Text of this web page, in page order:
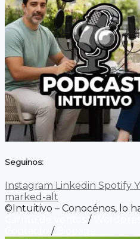
Seguinos:
Instagram Linkedin Spotify
marked-alt
©Intuitivo – Conocénos, lo
/
/